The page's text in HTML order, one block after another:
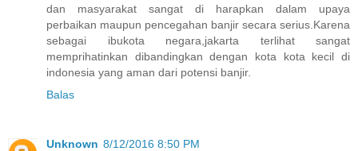
dan masyarakat sangat di harapkan dalam upaya
perbaikan maupun pencegahan banjir secara serius.Karena
sebagai ibukota negara,jakarta terlihat sangat
memprihatinkan dibandingkan dengan kota kota kecil di
indonesia yang aman dari potensi banjir.
Balas
Unknown 8/12/2016 8:50 PM